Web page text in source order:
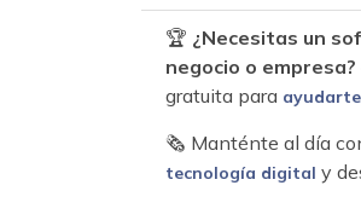
🏆 ¿Necesitas un
negocio o empresa?
gratuita para
🗞 Manténte al día
tecnología digital y